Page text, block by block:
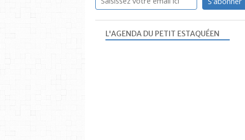
L'AGENDA DU PETIT ESTAQUÉEN